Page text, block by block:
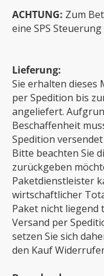
ACHTUNG: Zum
eine SPS Steuerung
Lieferung:
Sie erhalten dieses
per Spedition bis
angeliefert.
Beschaffenheit
Spedition
Bitte beachten Sie
zurückgeben
Paketdienstleister
wirtschaftlicher
Paket nicht
Versand per
setzen Sie sich
den Kauf